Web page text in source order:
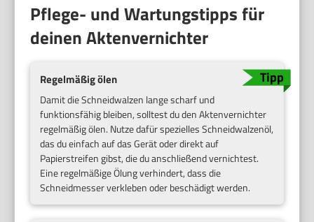
Pflege- und Wartungstipps für
deinen Aktenvernichter
Regelmäßig ölen
Damit die Schneidwalzen lange scharf und
funktionsfähig bleiben, solltest du den Aktenvernichter
regelmäßig ölen. Nutze dafür spezielles Schneidwalzenöl,
das du einfach auf das Gerät oder direkt auf
Papierstreifen gibst, die du anschließend vernichtest.
Eine regelmäßige Ölung verhindert, dass die
Schneidmesser verkleben oder beschädigt werden.